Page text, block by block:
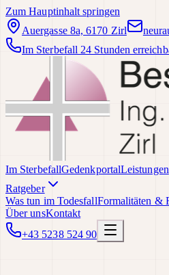
Zum Hauptinhalt springen
Auergasse 8a, 6170 Zirl
Im Sterbefall 24 Stunden
Im SterbefallGedenkportalLeistungen
Ratgeber
Was tun im TodesfallFormalitäten &
Über unsKontakt
+43 5238 524 90